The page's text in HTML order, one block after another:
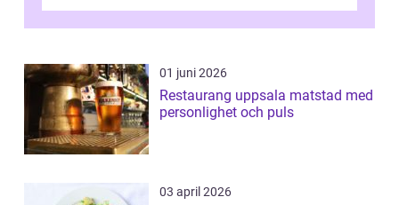
01 juni 2026
Restaurang uppsala matstad med
personlighet och puls
03 april 2026